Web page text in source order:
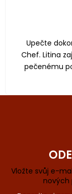
Upečte
Chef. Litina
pečenému
Vložte svůj e-
nových